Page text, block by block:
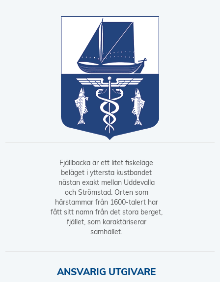
Fjällbacka är ett litet fiskeläge
beläget i yttersta kustbandet
nästan exakt mellan Uddevalla
och Strömstad. Orten som
härstammar från 1600-talert har
fått sitt namn från det stora berget,
fjället, som karaktäriserar
samhället.
ANSVARIG UTGIVARE